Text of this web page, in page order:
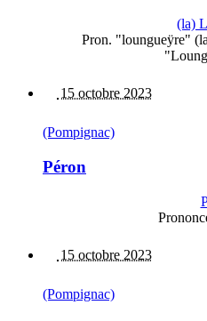
(la)
Pron. "loungueÿre"
15 octobre 2023
(Pompignac)
Péron
15 octobre 2023
(Pompignac)